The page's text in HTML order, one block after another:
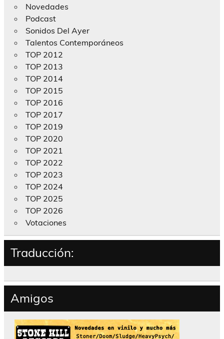
Novedades
Podcast
Sonidos Del Ayer
Talentos Contemporáneos
TOP 2012
TOP 2013
TOP 2014
TOP 2015
TOP 2016
TOP 2017
TOP 2019
TOP 2020
TOP 2021
TOP 2022
TOP 2023
TOP 2024
TOP 2025
TOP 2026
Votaciones
Traducción:
Amigos